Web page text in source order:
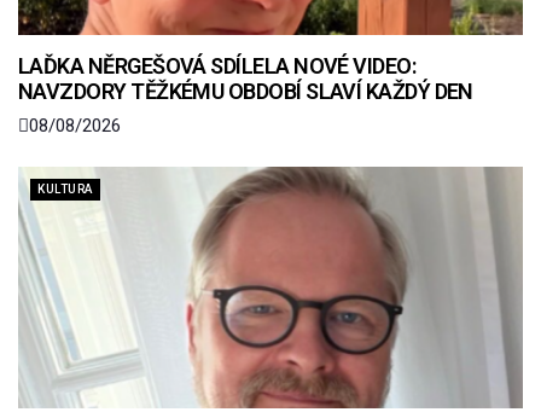
LAĎKA NĚRGEŠOVÁ SDÍLELA NOVÉ VIDEO:
NAVZDORY TĚŽKÉMU OBDOBÍ SLAVÍ KAŽDÝ DEN
08/08/2026
KULTURA